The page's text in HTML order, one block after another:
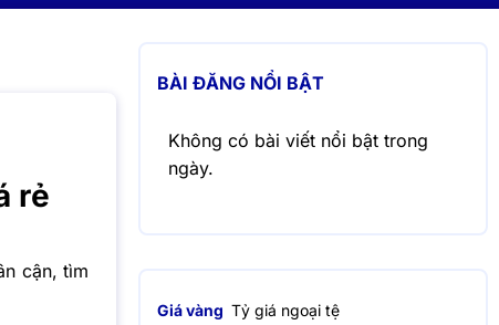
rẻ
cận, tìm
BÀI ĐĂNG NỔI BẬT
Không có bài viết nổi bật trong
ngày.
Giá vàng Tỷ giá ngoại tệ